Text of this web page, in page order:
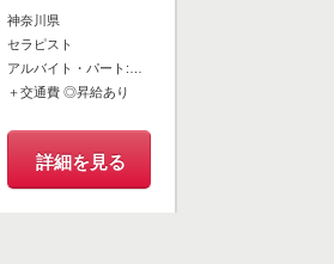
: 2026.08.07 ~ 2026.08.20
画面へ進む
応募」3分でサクッと完了
駅徒...
神奈川県
セラピスト
アルバイト・パート:￥1,230～
＋交通費 ◎昇給あり
詳細を見る